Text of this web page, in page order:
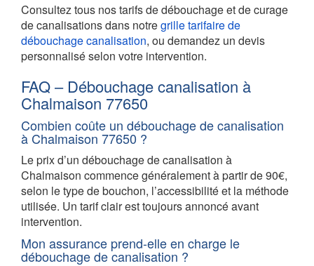
Consultez tous nos tarifs de débouchage et de curage
de canalisations dans notregrille tarifaire de
débouchage canalisation, ou demandez un devis
personnalisé selon votre intervention.
FAQ – Débouchage canalisation à
Chalmaison 77650
Combien coûte un débouchage de canalisation
à Chalmaison 77650 ?
Le prix d’un débouchage de canalisation à
Chalmaison commence généralement à partir de 90€,
selon le type de bouchon, l’accessibilité et la méthode
utilisée. Un tarif clair est toujours annoncé avant
intervention.
Mon assurance prend-elle en charge le
débouchage de canalisation ?